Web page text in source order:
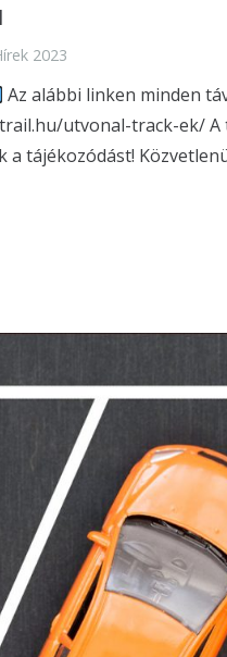
2023
Az alábbi linken minden
utvonal-track-ek/ A
tájékozódást!